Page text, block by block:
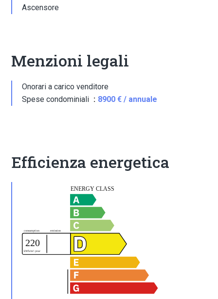
Ascensore
Menzioni legali
Onorari a carico venditore
Spese condominiali
8900 € / annuale
Efficienza energetica